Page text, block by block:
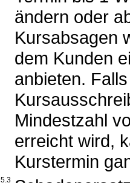
ändern oder
Kursabsagen
dem Kunden
anbieten.
Mindestzahl
erreicht wird,
Kurstermin
5.3